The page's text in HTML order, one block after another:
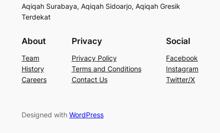
Aqiqah Surabaya, Aqiqah Sidoarjo, Aqiqah Gresik
Terdekat
About
Team
History
Careers
Privacy
Privacy Policy
Terms and Conditions
Contact Us
Social
Facebook
Instagram
Twitter/X
Designed with WordPress